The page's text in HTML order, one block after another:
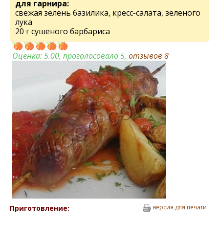
для гарнира:
свежая зелень базилика, кресс-салата, зеленого
лука
20 г сушеного барбариса
Оценка:5.00, проголосовало 5, отзывов 8
Приготовление: версия для печати